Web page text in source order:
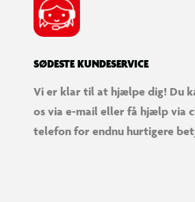
SØDESTE KUNDESERVICE
Vi er klar til at hjælpe dig! Du
os via e-mail eller få hjælp via
telefon for endnu hurtigere